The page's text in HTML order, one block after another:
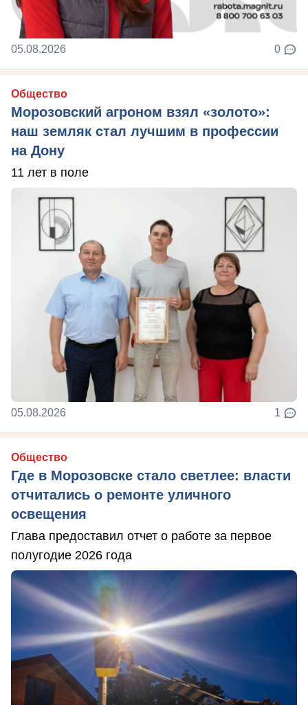
05.08.2026 0
Общество
Морозовский агроном взял «золото»:
наш земляк стал лучшим в профессии
на Дону
11 лет в поле
05.08.2026 1
Общество
Где в Морозовске стало светлее: власти
отчитались о ремонте уличного
освещения
Глава предоставил отчет о работе за первое
полугодие 2026 года